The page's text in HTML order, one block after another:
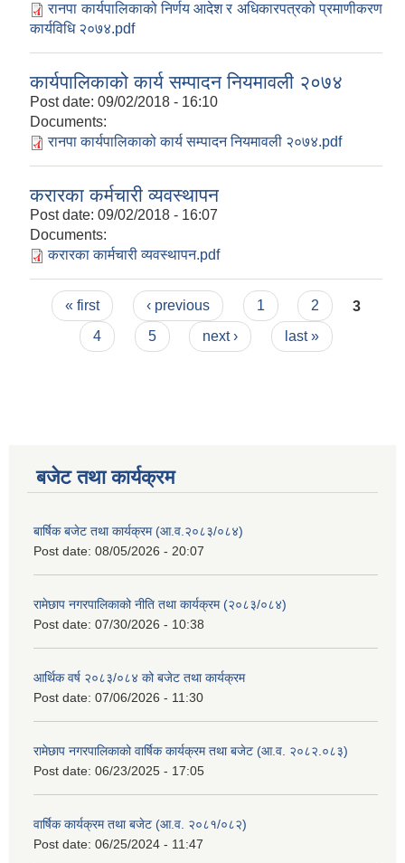
रानपा कार्यपालिकाको निर्णय आदेश र अधिकारपत्रको प्रमाणीकरण
कार्यविधि २०७४.pdf
कार्यपालिकाको कार्य सम्पादन नियमावली २०७४
Post date: 09/02/2018 - 16:10
Documents:
रानपा कार्यपालिकाको कार्य सम्पादन नियमावली २०७४.pdf
करारका कर्मचारी व्यवस्थापन
Post date: 09/02/2018 - 16:07
Documents:
करारका कार्मचारी व्यवस्थापन.pdf
Pages
« first ‹ previous 1 2
3
4
5 next › last »
बजेट तथा कार्यक्रम
बार्षिक बजेट तथा कार्यक्रम (आ.व.२०८३/०८४)
Post date: 08/05/2026 - 20:07
रामेछाप नगरपालिकाको नीति तथा कार्यक्रम (२०८३/०८४)
Post date: 07/30/2026 - 10:38
आर्थिक वर्ष २०८३/०८४ को बजेट तथा कार्यक्रम
Post date: 07/06/2026 - 11:30
रामेछाप नगरपालिकाको वार्षिक कार्यक्रम तथा बजेट (आ.व. २०८२.०८३)
Post date: 06/23/2025 - 17:05
वार्षिक कार्यक्रम तथा बजेट (आ.व. २०८१/०८२)
Post date: 06/25/2024 - 11:47